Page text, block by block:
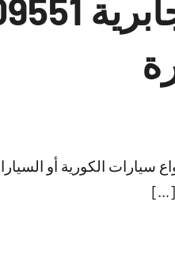
الكورية أو
[…]